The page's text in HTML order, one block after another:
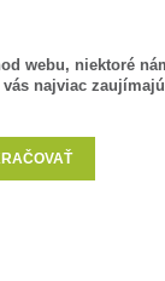
webu, niektoré
najviac